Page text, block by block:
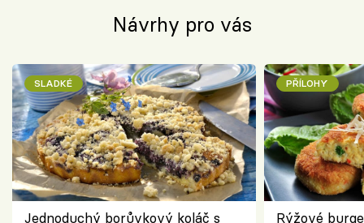
Návrhy pro vás
SLADKÉ
Jednoduchý borůvkový koláč s
PŘÍLOHY
Rýžové